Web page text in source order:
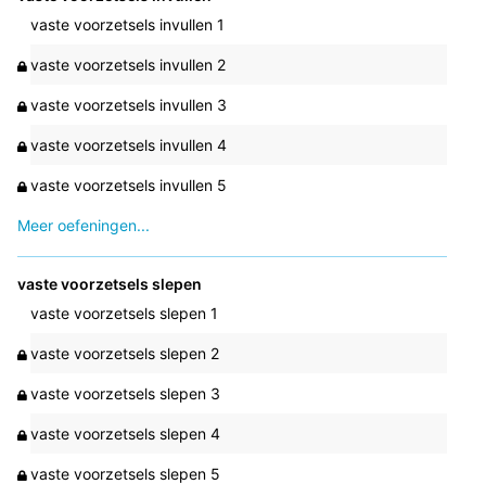
vaste voorzetsels invullen 1
vaste voorzetsels invullen 2
vaste voorzetsels invullen 3
vaste voorzetsels invullen 4
vaste voorzetsels invullen 5
Meer oefeningen...
vaste voorzetsels slepen
vaste voorzetsels slepen 1
vaste voorzetsels slepen 2
vaste voorzetsels slepen 3
vaste voorzetsels slepen 4
vaste voorzetsels slepen 5